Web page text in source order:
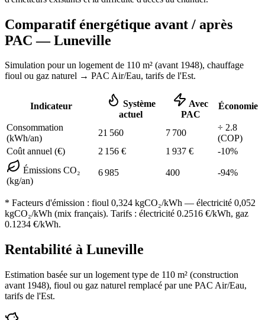
Comparatif énergétique avant / après
PAC —Luneville
Simulation pour un logement de 110 m² (avant 1948), chauffage
fioul ou gaz naturel → PAC Air/Eau, tarifs de l'Est.
Indicateur
Système
actuel
Avec
PAC
Économie
Consommation
(kWh/an)
21 560 7 700
÷ 2.8
(COP)
Coût annuel (€)
2 156 € 1 937 € -10%
Émissions CO₂
(kg/an)
6 985 400 -94%
* Facteurs d'émission : fioul 0,324 kgCO₂/kWh — électricité 0,052
kgCO₂/kWh (mix français). Tarifs : électricité 0.2516 €/kWh, gaz
0.1234 €/kWh.
Rentabilité à Luneville
Estimation basée sur un logement type de 110 m² (construction
avant 1948), fioul ou gaz naturel remplacé par une PAC Air/Eau,
tarifs de l'Est.